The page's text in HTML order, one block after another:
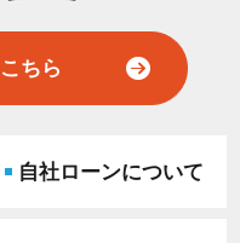
ちら
自社ローンについて